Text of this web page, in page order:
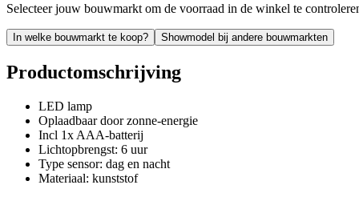
Selecteer jouw bouwmarkt om de voorraad in de winkel te
In welke bouwmarkt te koop? Showmodel bij andere bouwmarkten
Productomschrijving
LED lamp
Oplaadbaar door zonne-energie
Incl 1x AAA-batterij
Lichtopbrengst: 6 uur
Type sensor: dag en nacht
Materiaal: kunststof